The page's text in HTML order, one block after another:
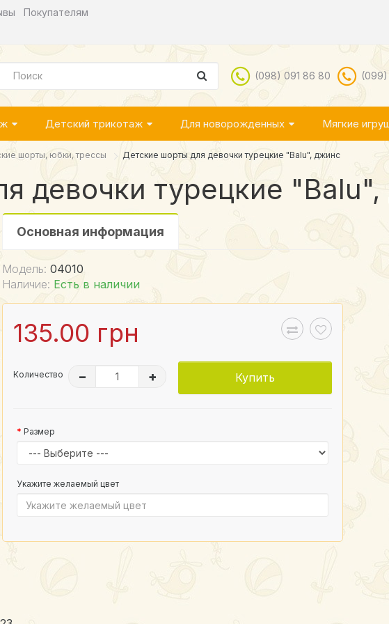
Покупателям
(098) 091 86 80 (099)
Детский трикотаж Для новорожденных Мягкие
шорты, юбки, трессы Детские шорты для девочки турецкие "Balu", джинс
девочки турецкие
Основная информация
Модель: 04010
Наличие: Есть в наличии
135.00 грн
Количество – + Купить
Размер
Укажите желаемый цвет